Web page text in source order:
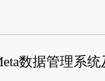
数据管理系